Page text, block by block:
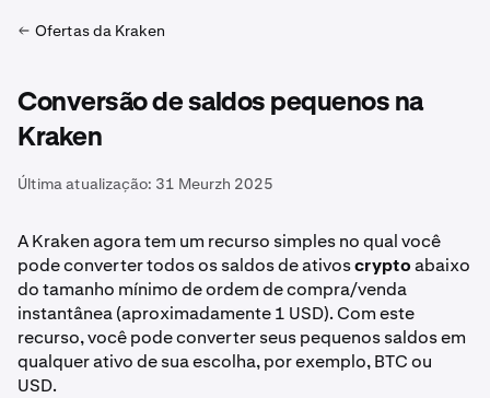
Ofertas da Kraken
Conversão de saldos pequenos na
Kraken
Última atualização: 31 Meurzh 2025
A Kraken agora tem um recurso simples no qual você
pode converter todos os saldos de ativoscryptoabaixo
do tamanho mínimo de ordem de compra/venda
instantânea (aproximadamente 1 USD). Com este
recurso, você pode converter seus pequenos saldos em
qualquer ativo de sua escolha, por exemplo, BTC ou
USD.